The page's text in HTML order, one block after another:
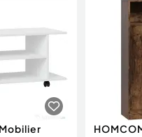
companie
si Vehicule
si accesorii